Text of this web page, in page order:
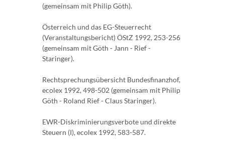
(gemeinsam mit Philip Göth).
Österreich und das EG-Steuerrecht
(Veranstaltungsbericht) ÖStZ 1992, 253-256
(gemeinsam mit Göth - Jann - Rief -
Staringer).
Rechtsprechungsübersicht Bundesfinanzhof,
ecolex 1992, 498-502 (gemeinsam mit Philip
Göth - Roland Rief - Claus Staringer).
EWR-Diskriminierungsverbote und direkte
Steuern (I), ecolex 1992, 583-587.